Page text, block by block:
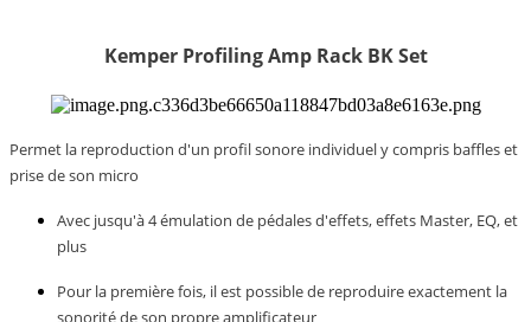
Kemper Profiling Amp Rack BK Set
Permet la reproduction d'un profil sonore individuel y compris baffles et
prise de son micro
Avec jusqu'à 4 émulation de pédales d'effets, effets Master, EQ, et
plus
Pour la première fois, il est possible de reproduire exactement la
sonorité de son propre amplificateur